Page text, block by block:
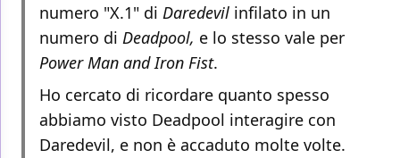
numero "X.1" di Daredevil infilato in un
numero di Deadpool, e lo stesso vale per
Power Man and Iron Fist.
Ho cercato di ricordare quanto spesso
abbiamo visto Deadpool interagire con
Daredevil, e non è accaduto molte volte.